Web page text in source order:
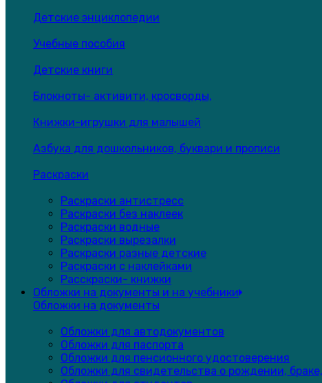
Детские энциклопедии
Учебные пособия
Детские книги
Блокноты- активити, кросворды,
Книжки-игрушки для малышей
Азбука для дошкольников, буквари и прописи
Раскраски
Раскраски антистресс
Раскраски без наклеек
Раскраски водные
Раскраски вырезалки
Раскраски разные детские
Раскраски с наклейками
Расскраски- книжки
Обложки на документы и на учебники
Обложки на документы
Обложки для автодокументов
Обложки для паспорта
Обложки для пенсионного удостоверения
Обложки для свидетельства о рождении,